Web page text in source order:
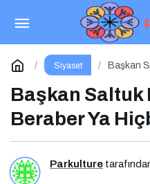
Siyaset
Başkan
Başkan Saltuk
Beraber Ya
Parkulture
Dr. Kazım Kürşad
Erdem’den İş Dünyası
Yorum Yap